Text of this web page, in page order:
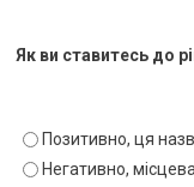
Як ви ставитесь до
Позитивно, ця
Негативно,